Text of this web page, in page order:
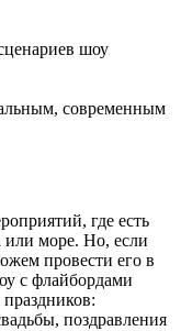
шоу
современным
где есть
или море. Но, если
провести его в
с флайбордами
поздравления